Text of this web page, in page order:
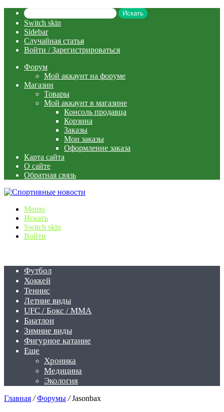
Искать
Switch skin
Sidebar
Случайная статья
Войти / Зарегистрироваться
Форум
Мой аккаунт на форуме
Магазин
Товары
Мой аккаунт в магазине
Консоль продавца
Корзина
Заказы
Мои заказы
Оформление заказа
Карта сайта
О сайте
Обратная связь
Меню
Искать
Switch skin
Войти
Футбол
Хоккей
Теннис
Летние виды
UFC / Бокс / MMA
Биатлон
Зимние виды
Фигурное катание
Еще
Хроника
Медицина
Экология
Главная / Форумы / Jasonbax